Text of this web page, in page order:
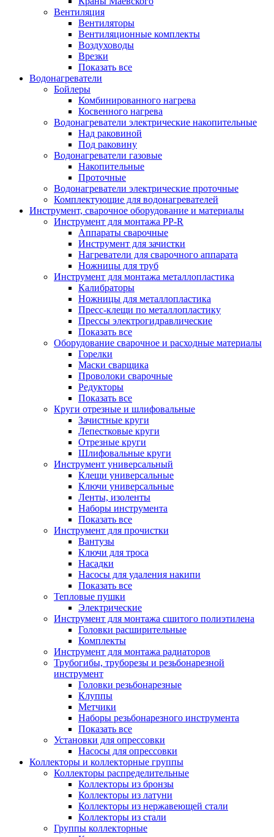
Вентиляция
Вентиляторы
Вентиляционные комплекты
Воздуховоды
Врезки
Показать все
Водонагреватели
Бойлеры
Комбинированного нагрева
Косвенного нагрева
Водонагреватели электрические накопительные
Над раковиной
Под раковину
Водонагреватели газовые
Накопительные
Проточные
Водонагреватели электрические проточные
Комплектующие для водонагревателей
Инструмент, сварочное оборудование и материалы
Инструмент для монтажа PP-R
Аппараты сварочные
Инструмент для зачистки
Нагреватели для сварочного аппарата
Ножницы для труб
Инструмент для монтажа металлопластика
Калибраторы
Ножницы для металлопластика
Пресс-клещи по металлопластику
Прессы электрогидравлические
Показать все
Оборудование сварочное и расходные материалы
Горелки
Маски сварщика
Проволоки сварочные
Редукторы
Показать все
Круги отрезные и шлифовальные
Зачистные круги
Лепестковые круги
Отрезные круги
Шлифовальные круги
Инструмент универсальный
Клещи универсальные
Ключи универсальные
Ленты, изоленты
Наборы инструмента
Показать все
Инструмент для прочистки
Вантузы
Ключи для троса
Насадки
Насосы для удаления накипи
Показать все
Тепловые пушки
Электрические
Инструмент для монтажа сшитого полиэтилена
Головки расширительные
Комплекты
Инструмент для монтажа радиаторов
Трубогибы, труборезы и резьбонарезной
инструмент
Головки резьбонарезные
Клуппы
Метчики
Наборы резьбонарезного инструмента
Показать все
Установки для опрессовки
Насосы для опрессовки
Коллекторы и коллекторные группы
Коллекторы распределительные
Коллекторы из бронзы
Коллекторы из латуни
Коллекторы из нержавеющей стали
Коллекторы из стали
Группы коллекторные